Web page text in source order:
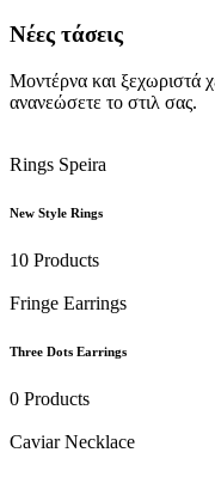
Νέες τάσεις
Μοντέρνα και ξεχωριστά
ανανεώσετε το στιλ σας.
Rings Speira
New Style Rings
10 Products
Fringe Earrings
Three Dots Earrings
0 Products
Caviar Necklace